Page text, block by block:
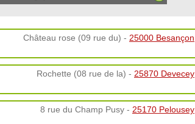
Château rose (09 rue du) - 25000 Besançon
Rochette (08 rue de la) - 25870 Devecey
8 rue du Champ Pusy - 25170 Pelousey